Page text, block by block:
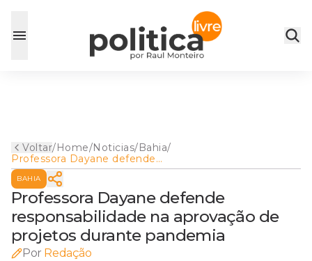
Voltar/Home/Noticias/Bahia/
Professora Dayane defende
responsabilidade na
aprovação de projetos
durante pandemia
BAHIA
Professora Dayane defende
responsabilidade na aprovação de
projetos durante pandemia
Por Redação